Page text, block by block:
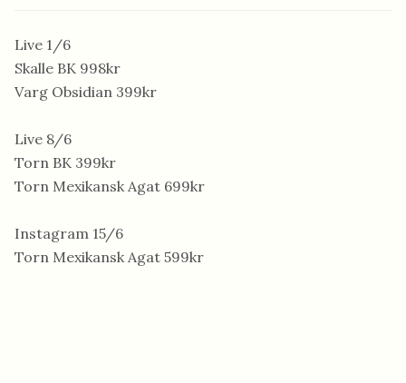
Live 1/6
Skalle BK 998kr
Varg Obsidian 399kr
Live 8/6
Torn BK 399kr
Torn Mexikansk Agat 699kr
Instagram 15/6
Torn Mexikansk Agat 599kr